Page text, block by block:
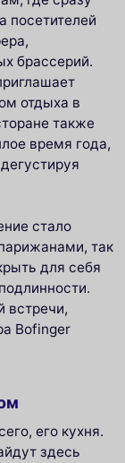
брассерий.
отдыха в
также
время года,
стало
так
для себя
встречи,
Bofinger
его кухня.
здесь